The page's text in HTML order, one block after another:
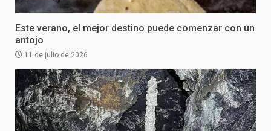
Este verano, el mejor destino puede comenzar con un
antojo
11 de julio de 2026